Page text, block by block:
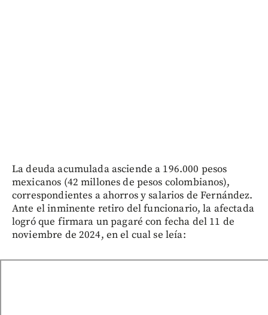
La deuda acumulada asciende a 196.000 pesos
mexicanos (42 millones de pesos colombianos),
correspondientes a ahorros y salarios de Fernández.
Ante el inminente retiro del funcionario, la afectada
logró que firmara un pagaré con fecha del 11 de
noviembre de 2024, en el cual se leía: